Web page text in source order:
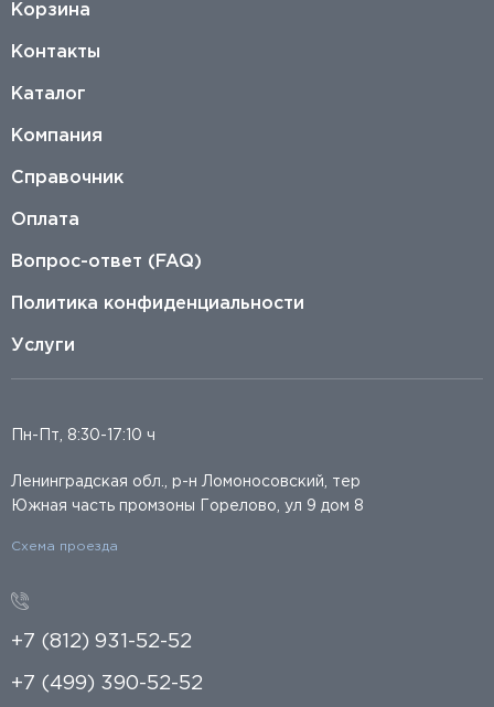
Корзина
Контакты
Каталог
Компания
Справочник
Оплата
Вопрос-ответ (FAQ)
Политика конфиденциальности
Услуги
Пн-Пт, 8:30-17:10 ч
Ленинградская обл., р-н Ломоносовский, тер
Южная часть промзоны Горелово, ул 9 дом 8
Схема проезда
+7 (812) 931-52-52
+7 (499) 390-52-52